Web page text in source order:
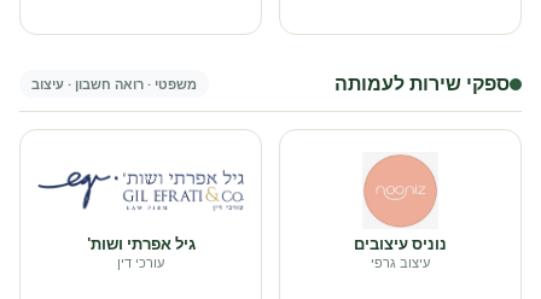
ספקי שירות לעמותה משפטי · רואה חשבון · עיצוב
נוניס עיצובים
עיצוב גרפי
גיל אפרתי ושות'
עורכי דין